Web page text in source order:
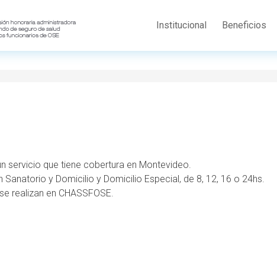
Institucional
Beneficios
servicio que tiene cobertura en Montevideo.
Sanatorio y Domicilio y Domicilio Especial, de 8, 12, 16 o 24hs.
realizan en CHASSFOSE.